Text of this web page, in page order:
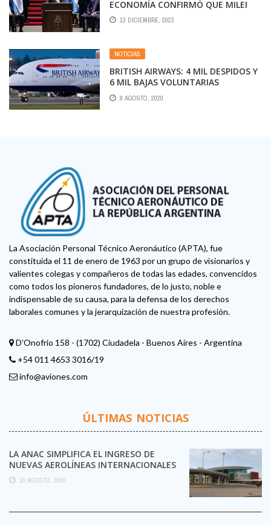
ECONOMÍA CONFIRMÓ QUE MILEI
BUSCARÁ QUE CASI 1 MILLÓN DE
TRABAJADORES VUELVAN A PAGAR
13 DICIEMBRE, 2023
NOTICIAS
BRITISH AIRWAYS: 4 MIL DESPIDOS Y
6 MIL BAJAS VOLUNTARIAS
9 AGOSTO, 2020
La Asociación Personal Técnico Aeronáutico (APTA), fue
constituida el 11 de enero de 1963 por un grupo de visionarios y
valientes colegas y compañeros de todas las edades, convencidos
como todos los pioneros fundadores, de lo justo, noble e
indispensable de su causa, para la defensa de los derechos
laborales comunes y la jerarquización de nuestra profesión.
D'Onofrio 158 - (1702) Ciudadela - Buenos Aires - Argentina
+54 011 4653 3016/19
info@aviones.com
ÚLTIMAS NOTICIAS
LA ANAC SIMPLIFICA EL INGRESO DE
NUEVAS AEROLÍNEAS INTERNACIONALES
A LA ARGENTINA
10 AGOSTO, 2026